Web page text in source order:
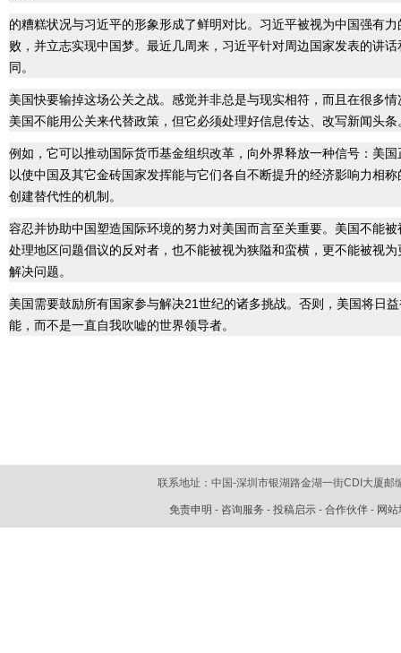
的糟糕状况与习近平的形象形成了鲜明对比。习近平被视为中国强有
败，并立志实现中国梦。最近几周来，习近平针对周边国家发表的讲
同。
美国快要输掉这场公关之战。感觉并非总是与现实相符，而且在很多
美国不能用公关来代替政策，但它必须处理好信息传达、改写新闻头条
例如，它可以推动国际货币基金组织改革，向外界释放一种信号：美
以使中国及其它金砖国家发挥能与它们各自不断提升的经济影响力相
创建替代性的机制。
容忍并协助中国塑造国际环境的努力对美国而言至关重要。美国不能
处理地区问题倡议的反对者，也不能被视为狭隘和蛮横，更不能被视
解决问题。
美国需要鼓励所有国家参与解决21世纪的诸多挑战。否则，美国将日
能，而不是一直自我吹嘘的世界领导者。
联系地址：中国-深圳市银湖路金湖一街CDI大厦邮
免责申明 - 咨询服务 - 投稿启示- 合作伙伴- 网